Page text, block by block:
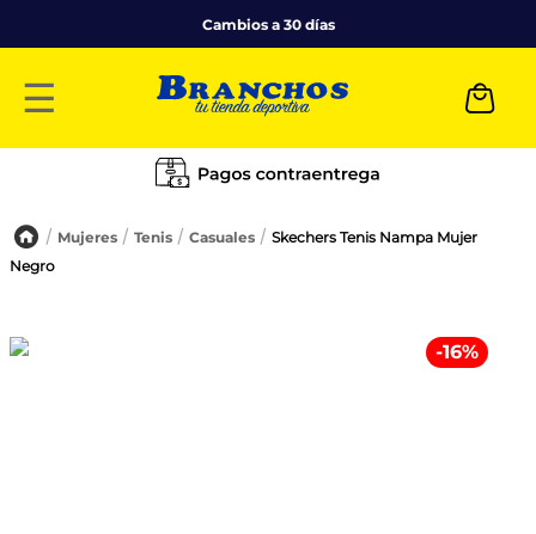
Cambios a 30 días
☰
Mujeres Tenis Casuales
Skechers Tenis Nampa Mujer
Negro
-16%